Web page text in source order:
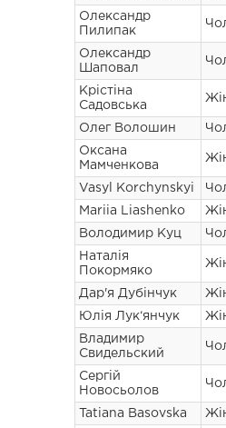
Олександр
Пилипак
Олександр
Шаповал
Крістіна
Садовська
Олег Волошин
Оксана
Мамченкова
Vasyl Korchynskyi
Mariia Liashenko
Володимир Куц
Наталія
Покормяко
Дар'я Дубінчук
Юлія Лук‘янчук
Владимир
Свидельский
Сергій
Новосьолов
Tatiana Basovska